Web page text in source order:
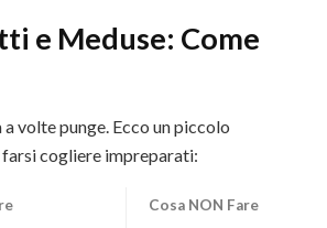
e Meduse: Come
a volte punge. Ecco un piccolo
cogliere impreparati:
Cosa NON Fare